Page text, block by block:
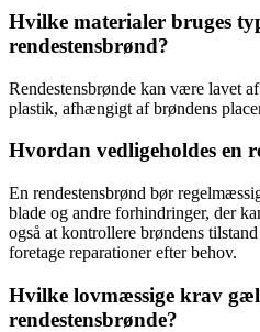
Hvilke materialer bruges
rendestensbrønd?
Rendestensbrønde kan være lavet
plastik, afhængigt af brøndens
Hvordan vedligeholdes en
En rendestensbrønd bør
blade og andre forhindringer, der
også at kontrollere brøndens
foretage reparationer efter behov.
Hvilke lovmæssige krav
rendestensbrønde?